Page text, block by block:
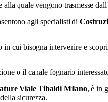
quale vengono trasmesse
agli specialisti di
cui bisogna intervenire e
o il canale fognario
Viale Tibaldi Milano, è in
sicurezza.